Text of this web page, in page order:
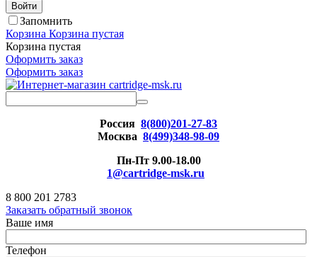
Войти
Запомнить
Корзина Корзина пустая
Корзина пустая
Оформить заказ
Оформить заказ
Россия 8(800)201-27-83
Москва 8(499)348-98-09
Пн-Пт 9.00-18.00
1@cartridge-msk.ru
8 800 201 2783
Заказать обратный звонок
Ваше имя
Телефон